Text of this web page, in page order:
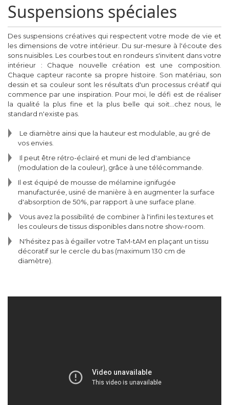
Suspensions spéciales
Des suspensions créatives qui respectent votre mode de vie et
les dimensions de votre intérieur. Du sur-mesure à l'écoute des
sons nuisibles. Les courbes tout en rondeurs s'invitent dans votre
intérieur : Chaque nouvelle création est une composition.
Chaque capteur raconte sa propre histoire. Son matériau, son
dessin et sa couleur sont les résultats d'un processus créatif qui
commence par une inspiration. Pour moi, le défi est de réaliser
la qualité la plus fine et la plus belle qui soit…chez nous, le
standard n'existe pas.
Le diamètre ainsi que la hauteur est modulable, au gré de
vos envies.
Il peut être rétro-éclairé et muni de led d'ambiance
(modulation de la couleur), grâce à une télécommande.
Il est équipé de mousse de mélamine ignifugée
manufacturée, usiné de manière à en augmenter la surface
d'absorption de 50%, par rapport à une surface plane.
Vous avez la possibilité de combiner à l'infini les textures et
les couleurs de tissus disponibles dans notre show-room.
N'hésitez pas à égailler votre TaM-tAM en plaçant un tissu
décoratif sur le cercle du bas (maximum 130 cm de
diamètre).